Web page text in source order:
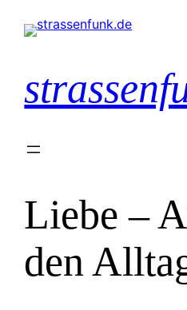
Inhalt
Liebe –
den